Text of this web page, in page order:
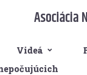
Asociácia
Videá